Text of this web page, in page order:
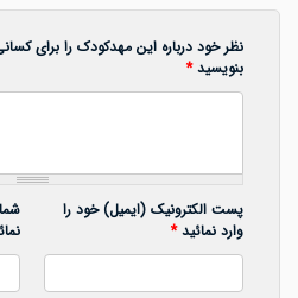
نظر خود درباره این مهدکودک را برای
بنویسید*
پست الکترونیک (ایمیل) خود را
وارد نمائید*